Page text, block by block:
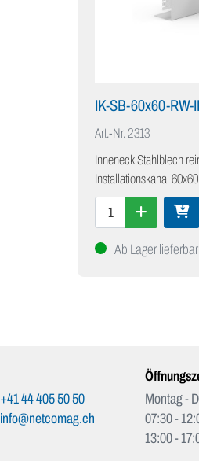
IK-SB-60x60-RW-
Art.-Nr.2313
Inneneck Stahlblech
Installationskanal 60x60
Ab Lager lieferbar
+41 44 405 50 50
info@netcomag.ch
Montag -
07:30 -
13:00 -